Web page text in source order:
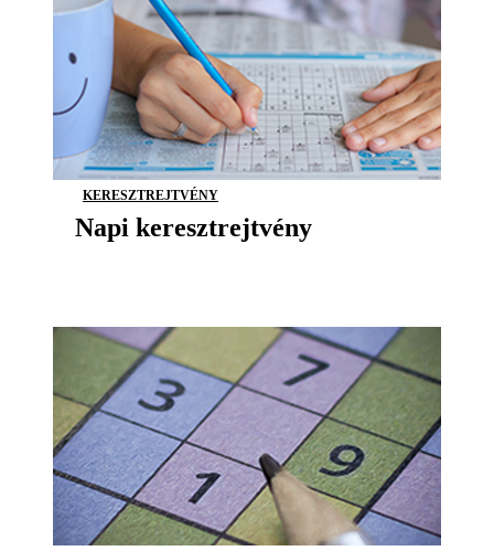
KERESZTREJTVÉNY
Napi keresztrejtvény